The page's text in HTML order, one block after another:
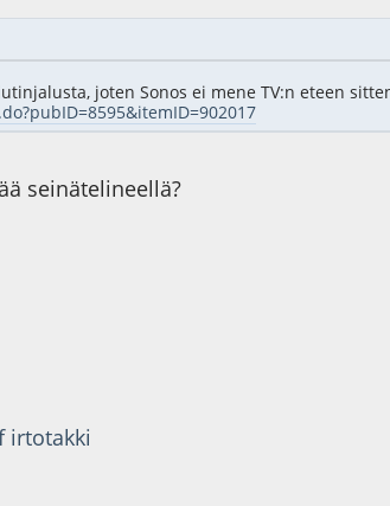
joten Sonos ei mene TV:n eteen
seinätelineellä?
irtotakki